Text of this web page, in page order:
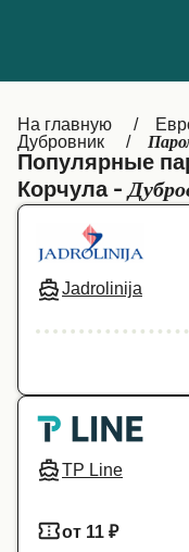
Italia
Canada
Ελλάδα
Polska
Schweiz (DE)
Україна
На главную
Дубровник
Популярные
Корчула -
Jadrolinija
TP Line
от 11 ₽